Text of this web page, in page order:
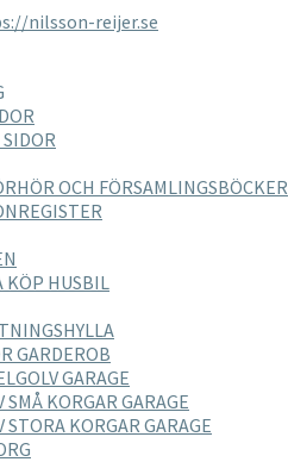
OCH FÖRSAMLINGSBÖCKER
KÖP HUSBIL
GARDEROB
GARAGE
SMÅ KORGAR GARAGE
STORA KORGAR GARAGE